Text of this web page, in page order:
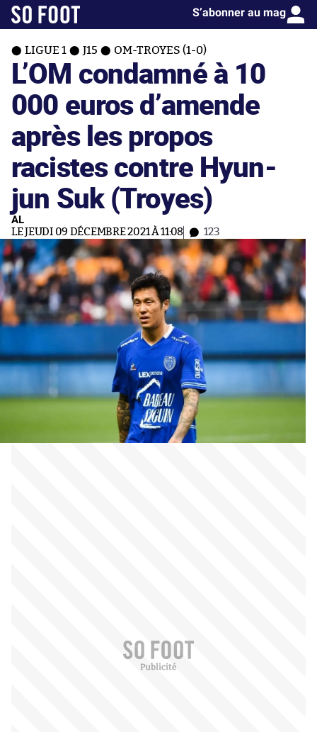
S’abonner au mag
LIGUE 1 J15 OM-TROYES (1-0)
L’OM condamné à 10
000 euros d’amende
après les propos
racistes contre Hyun-
jun Suk (Troyes)
AL
LE JEUDI 09 DÉCEMBRE 2021 À 11:08 123